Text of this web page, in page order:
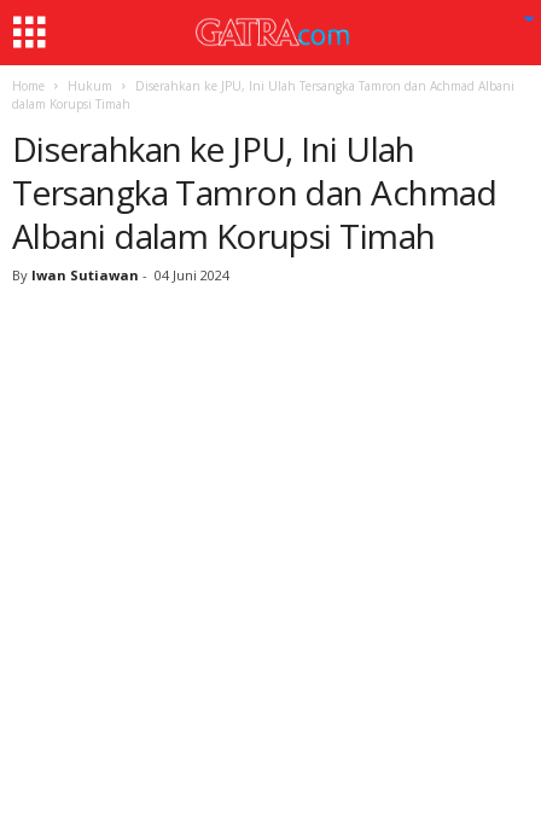
Home Hukum
Diserahkan ke JPU, Ini Ulah Tersangka Tamron dan Achmad Albani
dalam Korupsi Timah
Diserahkan ke JPU, Ini Ulah
Tersangka Tamron dan Achmad
Albani dalam Korupsi Timah
By Iwan Sutiawan - 04 Juni 2024